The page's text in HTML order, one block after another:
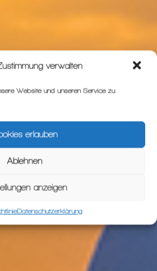
verwalten
Website und unseren Service zu
erlauben
Ablehnen
anzeigen
Datenschutzerklärung